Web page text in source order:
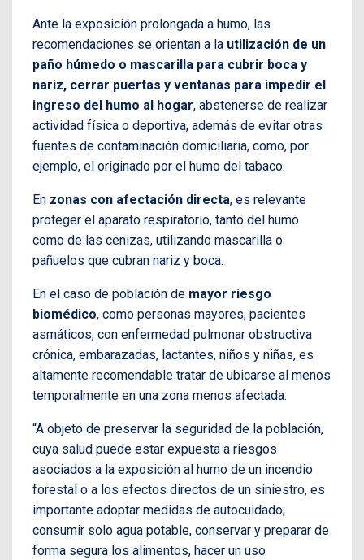
Ante la exposición prolongada a humo, las
recomendaciones se orientan a la utilización de un
paño húmedo o mascarilla para cubrir boca y
nariz, cerrar puertas y ventanas para impedir el
ingreso del humo al hogar, abstenerse de realizar
actividad física o deportiva, además de evitar otras
fuentes de contaminación domiciliaria, como, por
ejemplo, el originado por el humo del tabaco.
En zonas con afectación directa, es relevante
proteger el aparato respiratorio, tanto del humo
como de las cenizas, utilizando mascarilla o
pañuelos que cubran nariz y boca.
En el caso de población de mayor riesgo
biomédico, como personas mayores, pacientes
asmáticos, con enfermedad pulmonar obstructiva
crónica, embarazadas, lactantes, niños y niñas, es
altamente recomendable tratar de ubicarse al menos
temporalmente en una zona menos afectada.
“A objeto de preservar la seguridad de la población,
cuya salud puede estar expuesta a riesgos
asociados a la exposición al humo de un incendio
forestal o a los efectos directos de un siniestro, es
importante adoptar medidas de autocuidado;
consumir solo agua potable, conservar y preparar de
forma segura los alimentos, hacer un uso